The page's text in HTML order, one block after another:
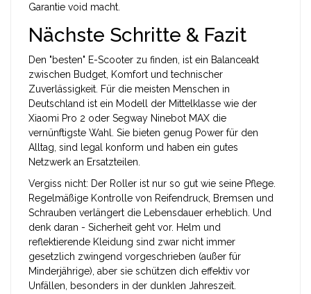
Garantie void macht.
Nächste Schritte & Fazit
Den "besten" E-Scooter zu finden, ist ein Balanceakt
zwischen Budget, Komfort und technischer
Zuverlässigkeit. Für die meisten Menschen in
Deutschland ist ein Modell der Mittelklasse wie der
Xiaomi Pro 2 oder Segway Ninebot MAX die
vernünftigste Wahl. Sie bieten genug Power für den
Alltag, sind legal konform und haben ein gutes
Netzwerk an Ersatzteilen.
Vergiss nicht: Der Roller ist nur so gut wie seine Pflege.
Regelmäßige Kontrolle von Reifendruck, Bremsen und
Schrauben verlängert die Lebensdauer erheblich. Und
denk daran - Sicherheit geht vor. Helm und
reflektierende Kleidung sind zwar nicht immer
gesetzlich zwingend vorgeschrieben (außer für
Minderjährige), aber sie schützen dich effektiv vor
Unfällen, besonders in der dunklen Jahreszeit.